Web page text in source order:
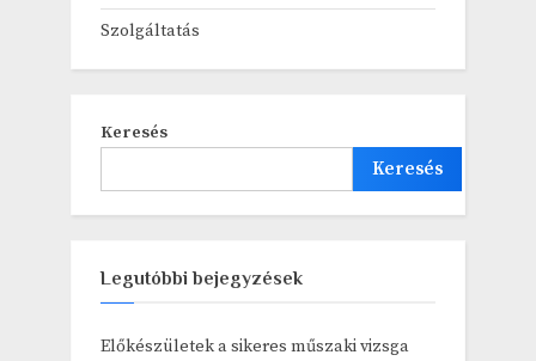
Szolgáltatás
Keresés
Keresés
Legutóbbi bejegyzések
Előkészületek a sikeres műszaki vizsga